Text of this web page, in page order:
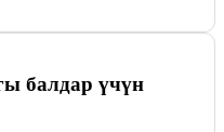
балдар үчүн